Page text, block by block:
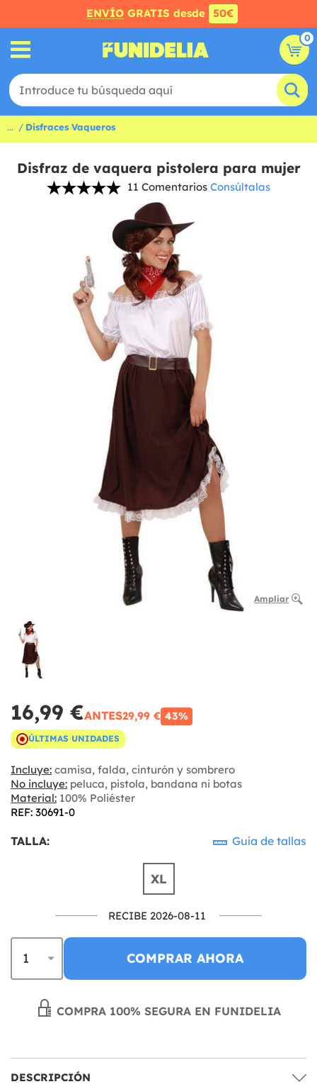
ENVÍO GRATIS desde 50€
0
... Disfraces Vaqueros
Disfraz de vaquera pistolera para mujer
11 Comentarios Consúltalas
Ampliar
16,99 €ANTES29,99 € 43%
ÚLTIMAS UNIDADES
Incluye: camisa, falda, cinturón y sombrero
No incluye: peluca, pistola, bandana ni botas
Material: 100% Poliéster
REF: 30691-0
TALLA: Guía de tallas
XL
RECIBE 2026-08-11
COMPRAR AHORA
COMPRA 100% SEGURA EN FUNIDELIA
DESCRIPCIÓN